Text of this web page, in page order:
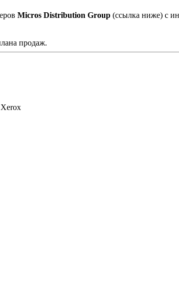
Micros Distribution Group (ссылка ниже) с
продаж.